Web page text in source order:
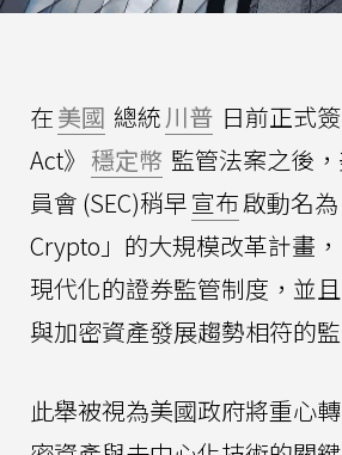
在美國 總統川普 日前正式
Act》 穩定幣 監管法案之後
員會 (SEC)稍早宣布啟動名
Crypto」的大規模改革計畫
現代化的證券監管制度，並
與加密資產發展趨勢相符的
此舉被視為美國政府將重心